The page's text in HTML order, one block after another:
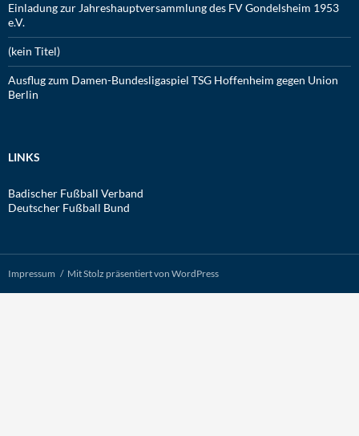
Einladung zur Jahreshauptversammlung des FV Gondelsheim 1953
e.V.
(kein Titel)
Ausflug zum Damen-Bundesligaspiel TSG Hoffenheim gegen Union
Berlin
LINKS
Badischer Fußball Verband
Deutscher Fußball Bund
Impressum Mit Stolz präsentiert von WordPress